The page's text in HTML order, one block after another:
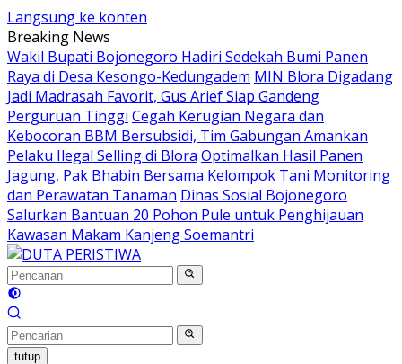
Langsung ke konten
Breaking News
Wakil Bupati Bojonegoro Hadiri Sedekah Bumi Panen
Raya di Desa Kesongo-Kedungadem MIN Blora Digadang
Jadi Madrasah Favorit, Gus Arief Siap Gandeng
Perguruan Tinggi Cegah Kerugian Negara dan
Kebocoran BBM Bersubsidi, Tim Gabungan Amankan
Pelaku Ilegal Selling di Blora Optimalkan Hasil Panen
Jagung, Pak Bhabin Bersama Kelompok Tani Monitoring
dan Perawatan Tanaman Dinas Sosial Bojonegoro
Salurkan Bantuan 20 Pohon Pule untuk Penghijauan
Kawasan Makam Kanjeng Soemantri
tutup